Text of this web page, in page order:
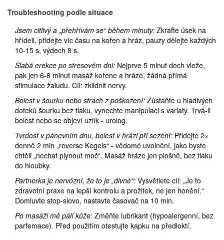
Troubleshooting podle situace
Jsem citlivý a „přehřívám se“ během minuty: Zkraťte úsek na
hřídeli, přidejte víc času na kořen a hráz, pauzy dělejte každých
10-15 s, výdech 8 s.
Slabá erekce po stresovém dni: Nejprve 5 minut dech vleže,
pak jen 6-8 minut masáž kořene a hráze, žádná přímá
stimulace žaludu. Cíl: zklidnit nervy.
Bolest v šourku nebo strach z poškození: Zůstaňte u hladivých
doteků šourku bez tlaku, vynechte manipulaci s varlaty. Trvá‑li
bolest nebo se objeví uzlík - urolog.
Tvrdost v pánevním dnu, bolest v hrázi při sezení: Přidejte 2×
denně 2 min „reverse Kegels“ - vědomé uvolnění, jako byste
chtěli „nechat plynout moč“. Masáž hráze jen plošně, bez tlaku
do hloubky.
Partnerka je nervózní, že to je „divné“: Vysvětlete cíl: „Je to
zdravotní praxe na lepší kontrolu a prožitek, ne jen honění.“
Domluvte stop‑slovo, nastavte časovač na 10 min.
Po masáži mě pálí kůže: Změňte lubrikant (hypoalergenní, bez
parfemace). Před použitím otestujte kapku na předloktí.